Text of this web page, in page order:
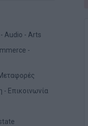
Audio - Arts
-
- Επικοινωνία